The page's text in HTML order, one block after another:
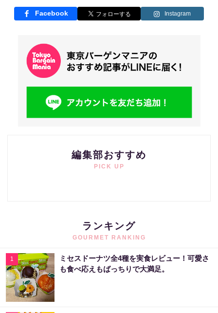
Facebook Instagram
編集部おすすめ
PICK UP
ランキング
GOURMET RANKING
1
ミセスドーナツ全4種を実食レビュー！可愛さ
も食べ応えもばっちりで大満足。